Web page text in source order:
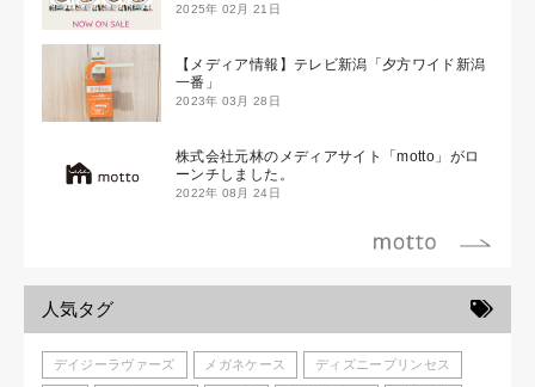
2025年 02月 21日
【メディア情報】テレビ新潟「夕方ワイド新潟
一番」
2023年 03月 28日
株式会社元林のメディアサイト「motto」がロ
ーンチしました。
2022年 08月 24日
人気タグ
デイジーラヴァーズ メガネケース ディズニープリンセス